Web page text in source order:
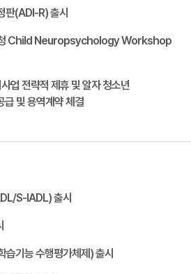
판(ADI-R) 출시
청 Child Neuropsychology Workshop
업 전략적 제휴 및 알자 청소년
및 용역계약 체결
S-IADL) 출시
기능 수행평가체제) 출시